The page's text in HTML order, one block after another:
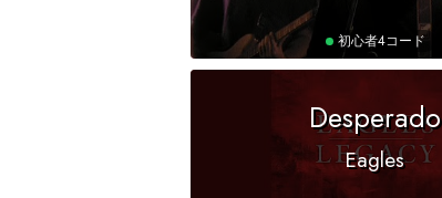
初心者4コード
Desperado
Eagles